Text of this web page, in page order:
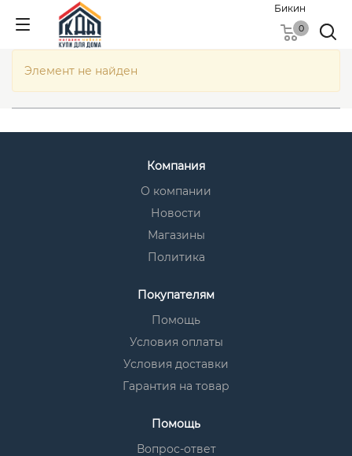
Бикин
0
Элемент не найден
Компания
О компании
Новости
Магазины
Политика
Покупателям
Помощь
Условия оплаты
Условия доставки
Гарантия на товар
Помощь
Вопрос-ответ